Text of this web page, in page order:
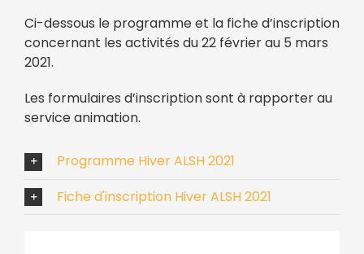
Ci-dessous le programme et la fiche d’inscription
concernant les activités du 22 février au 5 mars
2021.
Les formulaires d’inscription sont à rapporter au
service animation.
Programme Hiver ALSH 2021
Fiche d'inscription Hiver ALSH 2021